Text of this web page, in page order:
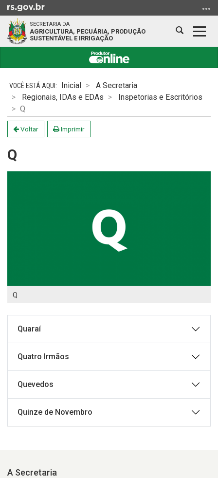
para
conteúdo
menu
para
busca
SECRETARIA DA
AGRICULTURA, PECUÁRIA, PRODUÇÃO
SUSTENTÁVEL E IRRIGAÇÃO
Abrir
conteúdo
Inicial
A Secretaria
Regionais, IDAs e EDAs
Inspetorias e Escritórios
Q
Voltar Imprimir
Q
Q
Quaraí
Quatro Irmãos
Quevedos
Quinze de Novembro
A Secretaria